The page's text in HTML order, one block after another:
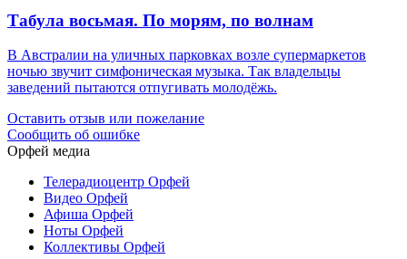
Табула восьмая. По морям, по волнам
В Австралии на уличных парковках возле супермаркетов
ночью звучит симфоническая музыка. Так владельцы
заведений пытаются отпугивать молодёжь.
Оставить отзыв или пожелание
Сообщить об ошибке
Орфей медиа
Телерадиоцентр Орфей
Видео Орфей
Афиша Орфей
Ноты Орфей
Коллективы Орфей